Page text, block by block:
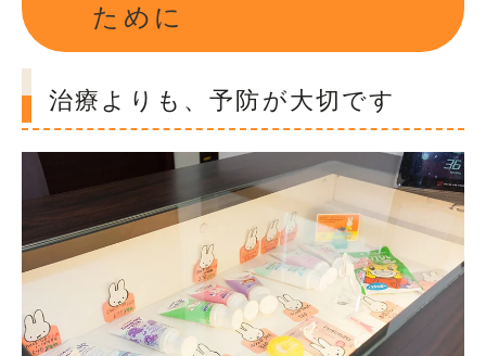
ために
治療よりも、予防が大切です